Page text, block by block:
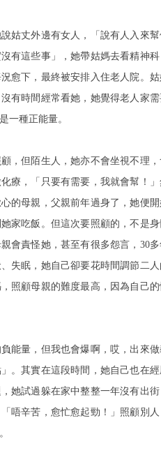
姑丈外邊有女人，「說有人入來
有這些事」，她帶姑媽去看精神
愈下，最終被安排入住老人院。
有時間經常看她，她覺得老人家
一種正能量。
，但陌生人，她亦不會坐視不理
療，「只要有需要，我就會幫！
的母親，父親前年過身了，她便
家吃飯。但這次要照顧的，不是
會責怪她，甚至有很多怨言，30
失眠，她自己卻要花時間調節二
照顧母親的難度最高，因為自己
能量，但我也會爆啊，哎，出來
。其實在這段時間，她自己也在
她試過躲在家中整整一年沒有出
唔辛苦，愈忙愈起勁！」照顧別